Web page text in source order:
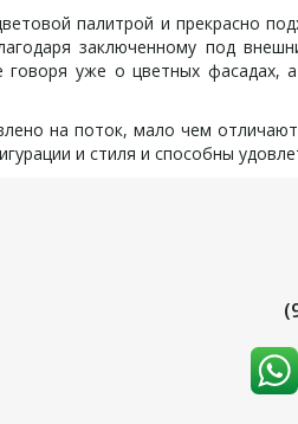
палитрой и прекрасно
заключенному под
уже о цветных
на поток, мало чем
и стиля и способны